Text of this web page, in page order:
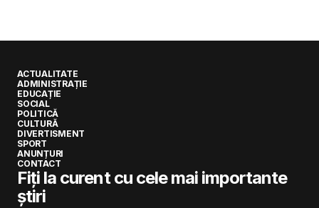
ACTUALITATE
ADMINISTRAȚIE
EDUCAȚIE
SOCIAL
POLITICĂ
CULTURĂ
DIVERTISMENT
SPORT
ANUNȚURI
CONTACT
Fiți la curent cu cele mai importante
știri